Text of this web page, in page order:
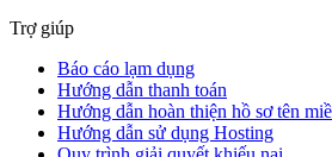
Trợ giúp
Báo cáo lạm dụng
Hướng dẫn thanh toán
Hướng dẫn hoàn thiện hồ sơ tên
Hướng dẫn sử dụng Hosting